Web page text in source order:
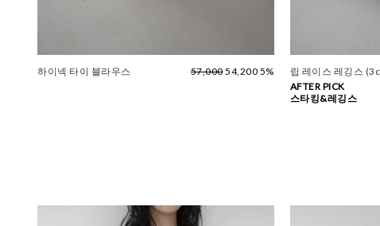
하이넥 타이 블라우스 57,00054,200 5% 립 레이스 레깅스
AFTER PICK
스타킹&레깅스